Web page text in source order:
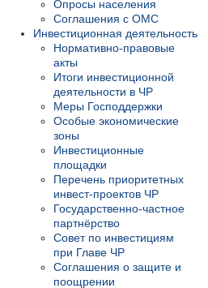
Опросы населения
Соглашения с ОМС
Инвестиционная деятельность
Нормативно-правовые
акты
Итоги инвестиционной
деятельности в ЧР
Меры Господдержки
Особые экономические
зоны
Инвестиционные
площадки
Перечень приоритетных
инвест-проектов ЧР
Государственно-частное
партнёрство
Совет по инвестициям
при Главе ЧР
Соглашения о защите и
поощрении